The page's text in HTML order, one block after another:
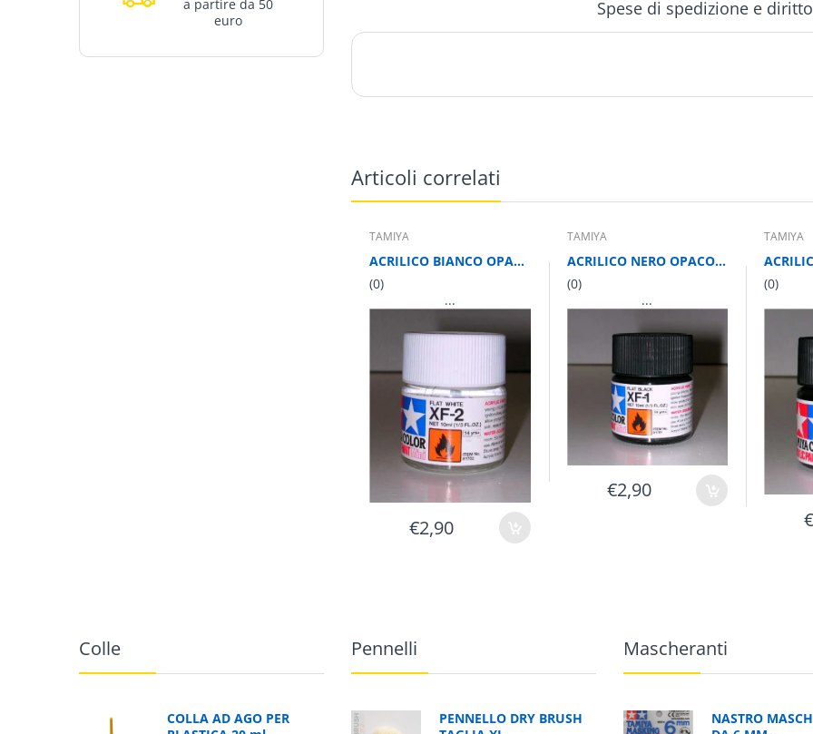
a partire da 50
euro
Spese di spedizione e
Articoli correlati
TAMIYA
ACRILICO BIANCO OPACO 10 ml
(0)
...
€2,90
TAMIYA
ACRILICO NERO OPACO 10 ml
(0)
...
€2,90
TAMIYA
(0)
Colle
COLLA AD AGO PER
Pennelli
PENNELLO DRY BRUSH
Mascheranti
NASTRO